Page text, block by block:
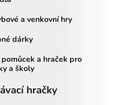
a venkovní hry
dárky
a hraček pro
a školy
hračky